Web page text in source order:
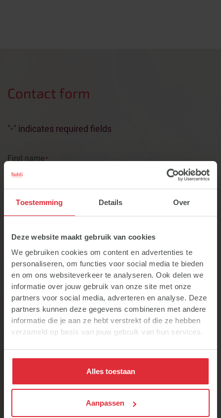
Toestemming Details Over
Deze website maakt gebruik van cookies
We gebruiken cookies om content en advertenties te
personaliseren, om functies voor social media te bieden
en om ons websiteverkeer te analyseren. Ook delen we
informatie over jouw gebruik van onze site met onze
partners voor social media, adverteren en analyse. Deze
partners kunnen deze gegevens combineren met andere
informatie die je aan ze hebt verstrekt of die ze hebben
verzameld op basis van jouw gebruik van hun services.
Alles toestaan
Aanpassen
Contact form
"*" indicates required fields
First name*
Phone
Email *